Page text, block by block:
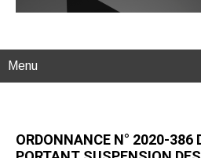
Menu
ORDONNANCE N° 2020-386